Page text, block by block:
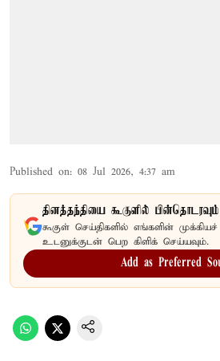
Published on: 08 Jul 2026, 4:37 am
தினத்தந்தியை கூகுளில் பின்தொடரவும்
கூகுள் செய்திகளில் எங்களின்
உடனுக்குடன் பெற கிளிக் செய்யவும்.
Add as Preferred